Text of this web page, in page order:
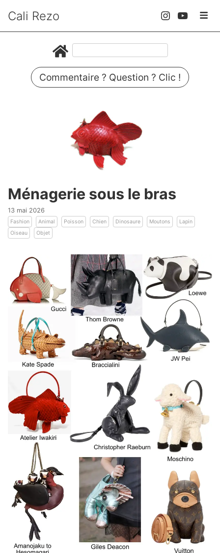
Cali Rezo
Commentaire ? Question ? Clic !
Ménagerie sous le bras
13 mai 2026
Fashion Animal Poisson Chien Dinosaure Moutons
Lapin
Oiseau
Objet